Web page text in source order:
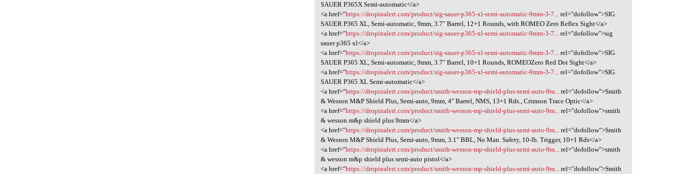
SAUER P365X Semi-automatic</a>
<a href="https://dropinalert.com/product/sig-sauer-p365-xl-semi-automatic-9mm-3-7... rel="dofollow">SIG
SAUER P365 XL, Semi-automatic, 9mm, 3.7″ Barrel, 12+1 Rounds, with ROMEO Zero Reflex Sight</a>
<a href="https://dropinalert.com/product/sig-sauer-p365-xl-semi-automatic-9mm-3-7... rel="dofollow">sig
sauer p365 xl</a>
<a href="https://dropinalert.com/product/sig-sauer-p365-xl-semi-automatic-9mm-3-7... rel="dofollow">SIG
SAUER P365 XL, Semi-automatic, 9mm, 3.7″ Barrel, 10+1 Rounds, ROMEOZero Red Dot Sight</a>
<a href="https://dropinalert.com/product/sig-sauer-p365-xl-semi-automatic-9mm-3-7... rel="dofollow">SIG
SAUER P365 XL Semi-automatic</a>
<a href="https://dropinalert.com/product/smith-wesson-mp-shield-plus-semi-auto-9m... rel="dofollow">Smith
& Wesson M&P Shield Plus, Semi-auto, 9mm, 4″ Barrel, NMS, 13+1 Rds., Crimson Trace Optic</a>
<a href="https://dropinalert.com/product/smith-wesson-mp-shield-plus-semi-auto-9m... rel="dofollow">smith
& wesson m&p shield plus 9mm</a>
<a href="https://dropinalert.com/product/smith-wesson-mp-shield-plus-semi-auto-9m... rel="dofollow">Smith
& Wesson M&P Shield Plus, Semi-auto, 9mm, 3.1″ BBL, No Man. Safety, 10-lb. Trigger, 10+1 Rds</a>
<a href="https://dropinalert.com/product/smith-wesson-mp-shield-plus-semi-auto-9m... rel="dofollow">smith
& wesson m&p shield plus semi-auto pistol</a>
<a href="https://dropinalert.com/product/smith-wesson-mp-shield-plus-semi-auto-9m... rel="dofollow">Smith